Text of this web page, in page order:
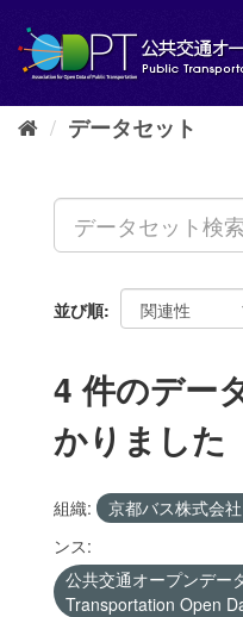
し
データセット
並び順
4 件のデー
かりました
組織: 京都バス株式会
ンス:
公共交通オープンデー
Transportation Open